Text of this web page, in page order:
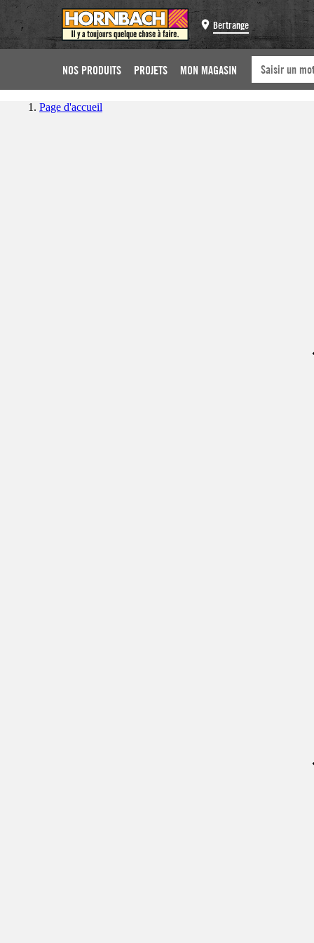
Bertrange
NOS PRODUITS PROJETS MON MAGASIN
Page d'accueil